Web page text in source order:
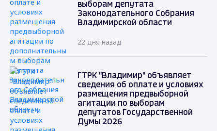
выборам депутата
Законодательного Собрания
Владимирской области
22 дня назад
ГТРК "Владимир" объявляет
сведения об оплате и условиях
размещения предвыборной
агитации по выборам
депутатов Государственной
Думы 2026